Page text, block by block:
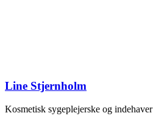
Line Stjernholm
Kosmetisk sygeplejerske og indehaver